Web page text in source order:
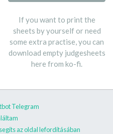
If you want to print the
sheets by yourself or need
some extra practise, you can
download empty judgesheets
here from ko-fi.
Telegram
az oldal lefordításában